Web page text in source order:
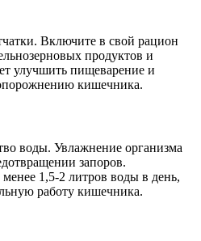
Включите в свой рацион
продуктов и
улучшить пищеварение и
кишечника.
воды. Увлажнение организма
запоров.
1,5-2 литров воды в день,
работу кишечника.